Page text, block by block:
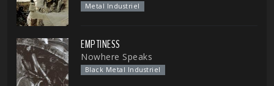
Metal Industriel
EMPTINESS
Nowhere Speaks
Black Metal Industriel